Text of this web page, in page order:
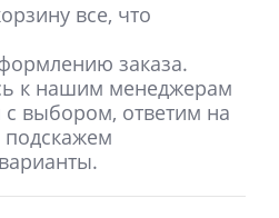
все, что
заказа.
к нашим менеджерам
выбором, ответим на